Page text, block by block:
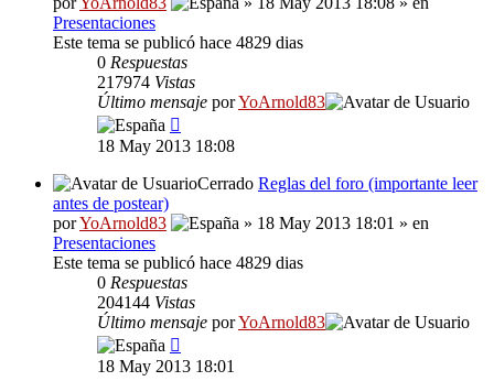
Presentaciones
Este tema se publicó hace 4829 dias
0 Respuestas
217974 Vistas
Último mensaje porYoArnold83
18 May 2013 18:08
Cerrado Reglas del foro (importante leer
antes de postear)
porYoArnold83
» 18 May 2013 18:01 » en
Presentaciones
Este tema se publicó hace 4829 dias
0 Respuestas
204144 Vistas
Último mensaje porYoArnold83
18 May 2013 18:01